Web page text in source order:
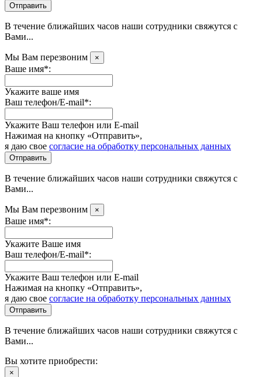
Отправить
В течение ближайших часов наши сотрудники свяжутся с
Вами...
Мы Вам перезвоним ×
Ваше имя*:
Укажите ваше имя
Ваш телефон/E-mail*:
Укажите Ваш телефон или E-mail
Нажимая на кнопку «Отправить»,
я даю свое согласие на обработку персональных данных
Отправить
В течение ближайших часов наши сотрудники свяжутся с
Вами...
Мы Вам перезвоним ×
Ваше имя*:
Укажите Ваше имя
Ваш телефон/E-mail*:
Укажите Ваш телефон или E-mail
Нажимая на кнопку «Отправить»,
я даю свое согласие на обработку персональных данных
Отправить
В течение ближайших часов наши сотрудники свяжутся с
Вами...
Вы хотите приобрести:
×